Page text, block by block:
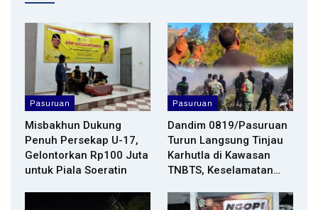
Pasuruan
Misbakhun Dukung
Penuh Persekap U-17,
Gelontorkan Rp100 Juta
untuk Piala Soeratin
Pasuruan
Dandim 0819/Pasuruan
Turun Langsung Tinjau
Karhutla di Kawasan
TNBTS, Keselamatan…